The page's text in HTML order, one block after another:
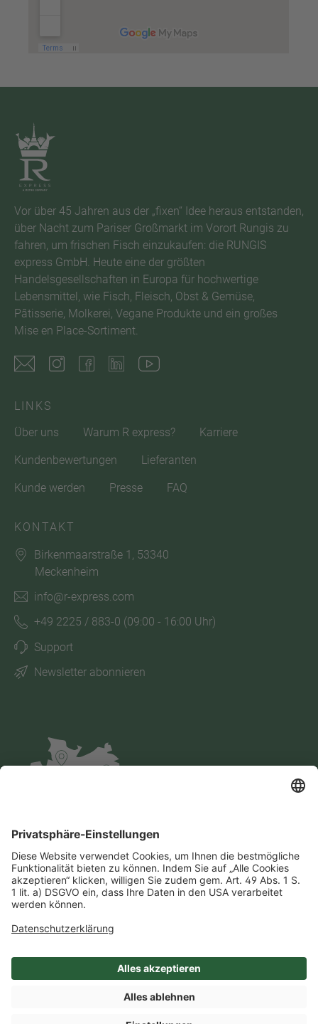
Vor über 45 Jahren aus der „fixen“ Idee heraus entstanden,
über Nacht zum Pariser Großmarkt im Vorort Rungis zu
fahren, um frischen Fisch einzukaufen: die RUNGIS
express GmbH. Heute eine der größten
Handelsgesellschaften in Europa für hochwertige
Lebensmittel, wie Fisch, Fleisch, Obst & Gemüse,
Pâtisserie, Molkerei, Vegane Produkte und ein großes
Mise en Place-Sortiment.
LINKS
Über uns
Warum R express? Karriere
Kundenbewertungen Lieferanten
Kunde werden Presse FAQ
KONTAKT
Birkenmaarstraße 1, 53340
Meckenheim
info@r-express.com
+49 2225 / 883-0 (09:00 - 16:00 Uhr)
Support
Newsletter abonnieren
Impressum Datenschutz
AGB
Cookie-Einstellungen
Compliance